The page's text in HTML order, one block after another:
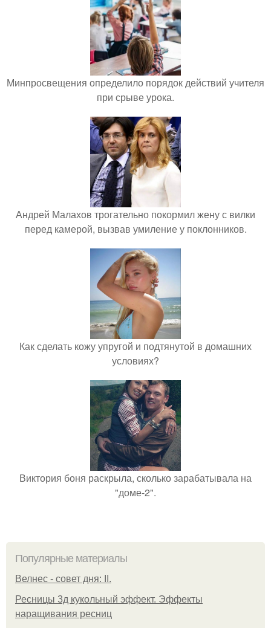
Минпросвещения определило порядок действий учителя
при срыве урока.
Андрей Малахов трогательно покормил жену с вилки
перед камерой, вызвав умиление у поклонников.
Как сделать кожу упругой и подтянутой в домашних
условиях?
Виктория боня раскрыла, сколько зарабатывала на
"доме-2".
Популярные материалы
Велнес - совет дня: II.
Ресницы 3д кукольный эффект. Эффекты
наращивания ресниц